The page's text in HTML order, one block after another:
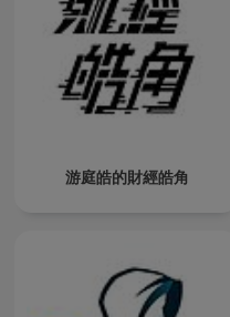
游庭皓的財經皓角